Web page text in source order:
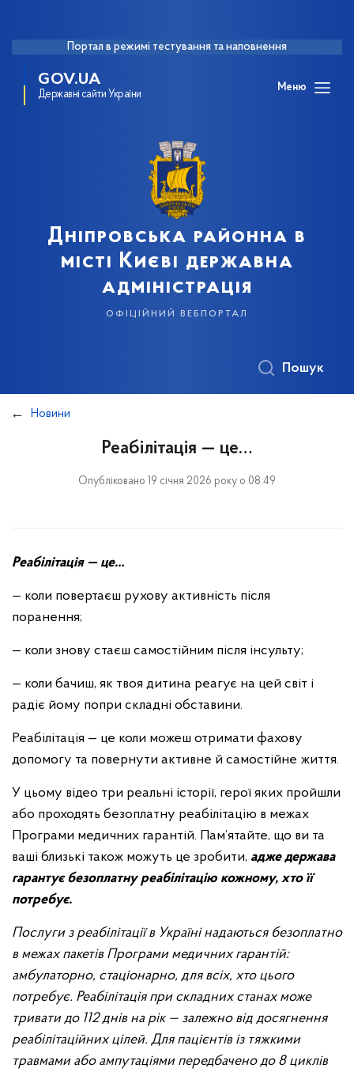
Портал в режимі тестування та наповнення
GOV.UA
Державні сайти України
Меню
Дніпровська районна в
місті Києві державна
адміністрація
офіційний вебпортал
Пошук
Новини
Реабілітація — це…
Опубліковано 19 січня 2026 року о 08:49
Реабілітація — це…
— коли повертаєш рухову активність після
поранення;
— коли знову стаєш самостійним після інсульту;
— коли бачиш, як твоя дитина реагує на цей світ і
радіє йому попри складні обставини.
Реабілітація — це коли можеш отримати фахову
допомогу та повернути активне й самостійне життя.
У цьому відео три реальні історії, герої яких пройшли
або проходять безоплатну реабілітацію в межах
Програми медичних гарантій. Пам’ятайте, що ви та
ваші близькі також можуть це зробити, адже держава
гарантує безоплатну реабілітацію кожному, хто її
потребує.
Послуги з реабілітації в Україні надаються безоплатно
в межах пакетів Програми медичних гарантій:
амбулаторно, стаціонарно, для всіх, хто цього
потребує. Реабілітація при складних станах може
тривати до 112 днів на рік — залежно від досягнення
реабілітаційних цілей. Для пацієнтів із тяжкими
травмами або ампутаціями передбачено до 8 циклів